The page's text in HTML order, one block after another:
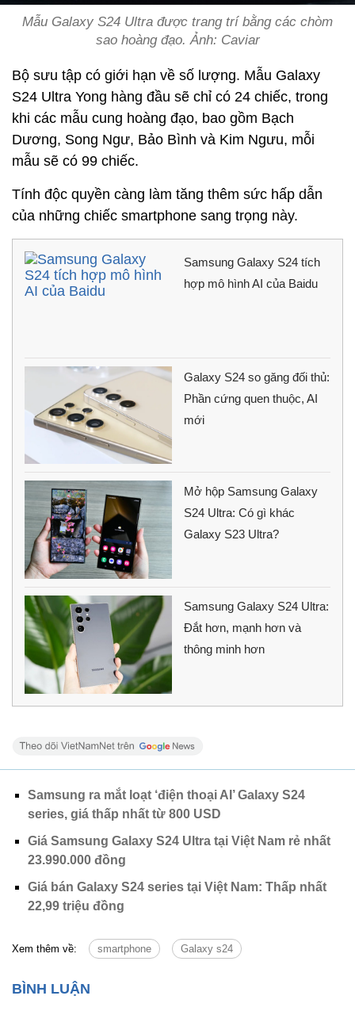
Mẫu Galaxy S24 Ultra được trang trí bằng các chòm
sao hoàng đạo. Ảnh: Caviar
Bộ sưu tập có giới hạn về số lượng. Mẫu Galaxy
S24 Ultra Yong hàng đầu sẽ chỉ có 24 chiếc, trong
khi các mẫu cung hoàng đạo, bao gồm Bạch
Dương, Song Ngư, Bảo Bình và Kim Ngưu, mỗi
mẫu sẽ có 99 chiếc.
Tính độc quyền càng làm tăng thêm sức hấp dẫn
của những chiếc smartphone sang trọng này.
Samsung Galaxy S24 tích
hợp mô hình AI của Baidu
Galaxy S24 so găng đối thủ:
Phần cứng quen thuộc, AI
mới
Mở hộp Samsung Galaxy
S24 Ultra: Có gì khác
Galaxy S23 Ultra?
Samsung Galaxy S24 Ultra:
Đắt hơn, mạnh hơn và
thông minh hơn
Samsung ra mắt loạt ‘điện thoại AI’ Galaxy S24
series, giá thấp nhất từ 800 USD
Giá Samsung Galaxy S24 Ultra tại Việt Nam rẻ nhất
23.990.000 đồng
Giá bán Galaxy S24 series tại Việt Nam: Thấp nhất
22,99 triệu đồng
Xem thêm về: smartphone Galaxy s24